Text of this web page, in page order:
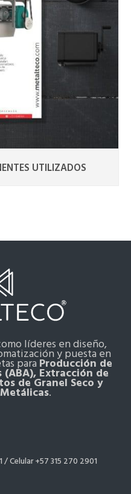
UTILIZADOS
líderes en diseño,
y puesta en
para Producción de
Extracción de
de Granel Seco y
.
/Celular +57 315 270 2901